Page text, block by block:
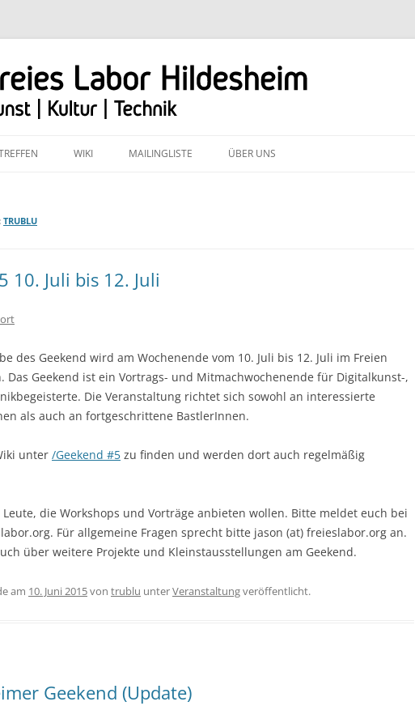
WIKI MAILINGLISTE ÜBER UNS
TRUBLU
10. Juli bis 12. Juli
des Geekend wird am Wochenende vom 10. Juli bis 12. Juli im Freien
Das Geekend ist ein Vortrags- und Mitmachwochenende für Digitalkunst-,
Die Veranstaltung richtet sich sowohl an interessierte
als auch an fortgeschrittene BastlerInnen.
unter /Geekend #5 zu finden und werden dort auch regelmäßig
die Workshops und Vorträge anbieten wollen. Bitte meldet euch bei
Für allgemeine Fragen sprecht bitte jason (at) freieslabor.org an.
über weitere Projekte und Kleinstausstellungen am Geekend.
am 10. Juni 2015von trublu unterVeranstaltungveröffentlicht.
Geekend (Update)